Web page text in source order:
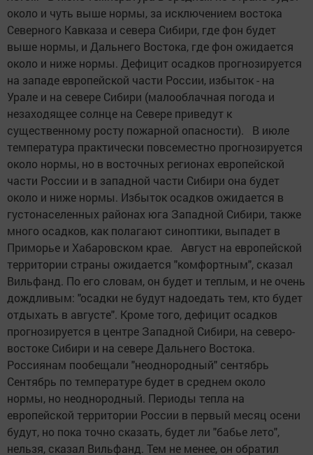
около и чуть выше нормы, за исключением востока
Северного Кавказа и севера Сибири, где фон будет
выше нормы, и Дальнего Востока, где фон ожидается
около и ниже нормы. Дефицит осадков прогнозируется
на западе европейской части России, избыток - на
Урале и на севере Сибири (малооблачная погода и
незаходящее солнце на Севере приведут к
существенному росту пожарной опасности). В июле
температура практически повсеместно прогнозируется
около нормы, но в восточных регионах европейской
части России и в западной части Сибири она будет
около и ниже нормы. Избыток осадков ожидается в
густонаселенных районах юга Западной Сибири, также
много осадков, как полагают синоптики, выпадет в
Приморье и Хабаровском крае. Август на европейской
территории страны ожидается "комфортным", сказал
Вильфанд. По его словам, он будет и теплым, и не очень
дождливым: "осадки не будут надоедать тем, кто будет
отдыхать в августе". Кроме того, дефицит осадков
прогнозируется в центре Западной Сибири, на северо-
востоке Сибири и на севере Дальнего Востока.
Россиянам пообещали "неоднородный" сентябрь
Сентябрь по температуре будет в среднем около
нормы, но неоднородный. Периоды тепла на
европейской территории России в первый месяц осени
будут, но пока точно сказать, будет ли "бабье лето",
нельзя, сказал Вильфанд. Тем не менее, он обратил